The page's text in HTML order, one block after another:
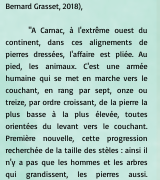
Bernard Grasset, 2018),
continent, dans ces alignements de
pierres dressées, l'affaire est pliée. Au
pied, les animaux. C'est une armée
humaine qui se met en marche vers le
couchant, en rang par sept, onze ou
treize, par ordre croissant, de la pierre la
plus basse à la plus élevée, toutes
orientées du levant vers le couchant.
Première nouvelle, cette progression
recherchée de la taille des stèles : ainsi il
n'y a pas que les hommes et les arbres
qui grandissent, les pierres aussi.